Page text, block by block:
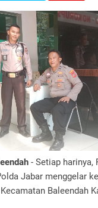
- Setiap harinya,
Jabar menggelar
Baleendah